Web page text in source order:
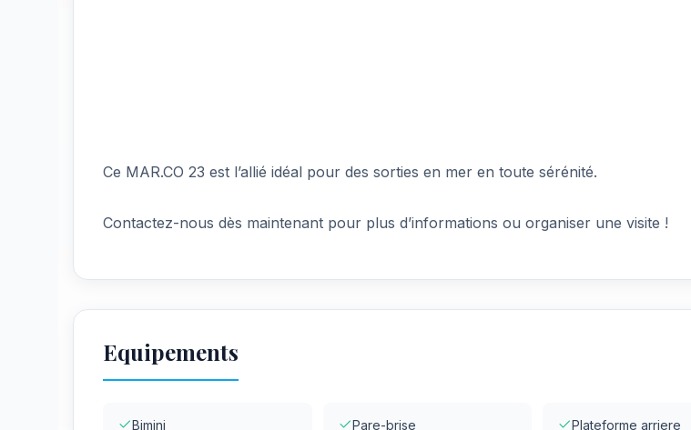
Ce MAR.CO 23 est l’allié idéal pour des sorties en mer en toute sérénité.
Contactez-nous dès maintenant pour plus d’informations ou organiser une visite !
Equipements
Bimini Pare-brise Plateforme arriere